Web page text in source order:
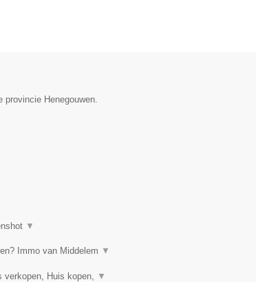
provincie Henegouwen.
▼
Immo van Middelem ▼
verkopen, Huis kopen, ▼